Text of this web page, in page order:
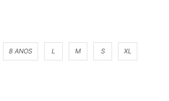
8 ANOS L M S XL